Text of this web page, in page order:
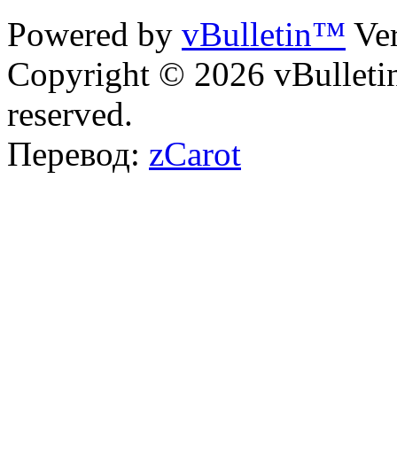
Powered by vBulletin™
Copyright © 2026
reserved.
Перевод: zCarot